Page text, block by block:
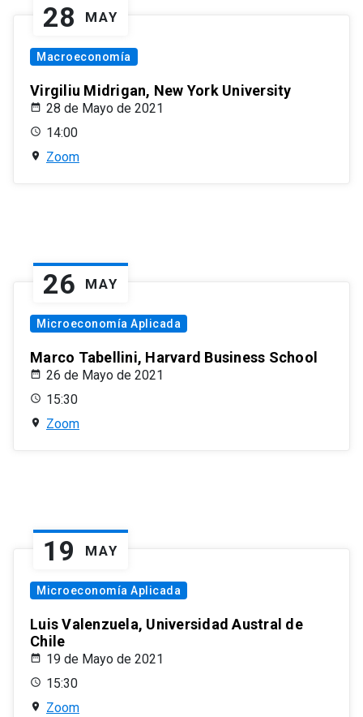
28 MAY
Macroeconomía
Virgiliu Midrigan, New York University
28 de Mayo de 2021
14:00
Zoom
26 MAY
Microeconomía Aplicada
Marco Tabellini, Harvard Business School
26 de Mayo de 2021
15:30
Zoom
19 MAY
Microeconomía Aplicada
Luis Valenzuela, Universidad Austral de
Chile
19 de Mayo de 2021
15:30
Zoom